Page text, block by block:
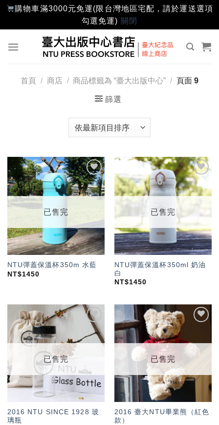
購物車滿3000元免運(限台灣地區宅配，請於運送選項
勾選免運) 關閉
首頁 / 商店 / 商品標籤為 “臺大出版中心” / 頁面 9
篩選
加入
「願
望輕
已售完
NTU彈蓋保溫杯350m 水藍
NT$1450
加入
「願
望輕
已售完
NTU彈蓋保溫杯350ml 奶油
白
NT$1450
加入
「願
望輕
已售完
2016 NTU SINCE 1928 玻
璃瓶
望輕
已售完
2016 臺大NTU畢業熊（紅色
款）